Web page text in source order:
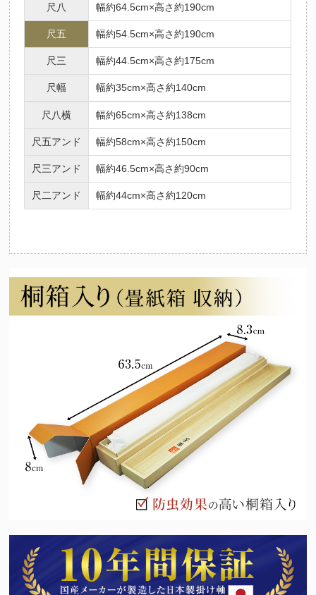
尺八 幅約64.5cm×高さ約190cm
尺五 幅約54.5cm×高さ約190cm
尺三 幅約44.5cm×高さ約175cm
尺幅 幅約35cm×高さ約140cm
尺八横 幅約65cm×高さ約138cm
尺五アンド 幅約58cm×高さ約150cm
尺三アンド 幅約46.5cm×高さ約90cm
尺二アンド 幅約44cm×高さ約120cm